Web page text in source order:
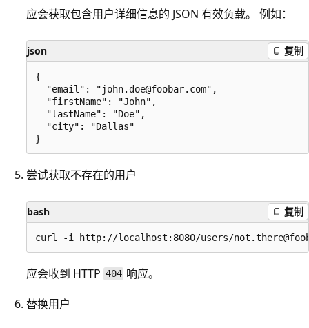
应会获取包含用户详细信息的 JSON 有效负载。 例如：
json 复制
{
  "email": "john.doe@foobar.com",
  "firstName": "John",
  "lastName": "Doe",
  "city": "Dallas"
尝试获取不存在的用户
bash 复制
应会收到 HTTP 404 响应。
替换用户